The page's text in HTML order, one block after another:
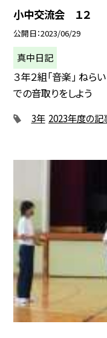
小中交流会 １２
公開日 2023/06/29
真中日記
３年２組「音楽」 ねら
での音取りをしよう
3年 2023年度の記